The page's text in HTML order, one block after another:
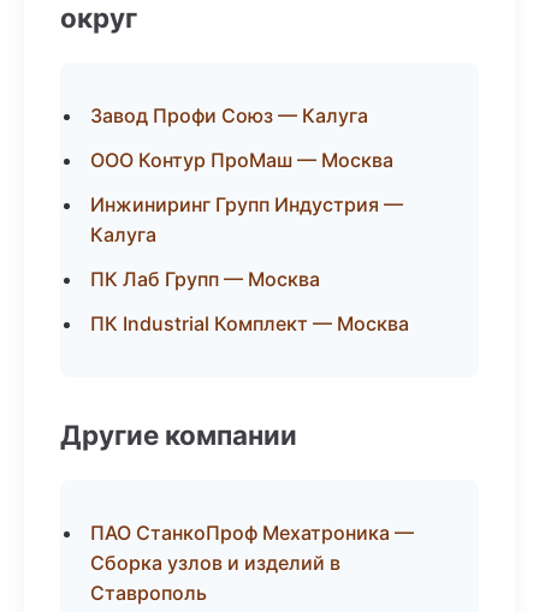
округ
Завод Профи Союз — Калуга
ООО Контур ПроМаш — Москва
Инжиниринг Групп Индустрия —
Калуга
ПК Лаб Групп — Москва
ПК Industrial Комплект — Москва
Другие компании
ПАО СтанкоПроф Мехатроника —
Сборка узлов и изделий в
Ставрополь